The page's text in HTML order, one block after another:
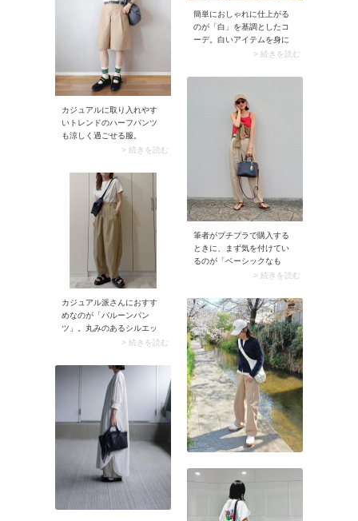
簡単におしゃれに仕上がる
のが「白」を基調としたコ
ーデ。白いアイテムを身に
着けるだけで爽やかで清潔
完成。手持ち服でトライし
てみてください。
> 続きを読む
カジュアルに取り入れやす
いトレンドのハーフパンツ
も涼しく過ごせる服。
UNIQLO（ユニクロ）のハー
とワンタックを配したボデ
ィラインを拾いにくいシル
エットだから、トップスイ
ンしてもすっきりと着こな
せます。モデルさんのよう
にラインソックス×バレエス
ニーカーでヘルシーにまと
めてみても可愛い！
> 続きを読む
筆者がプチプラで購入する
ときに、まず気を付けてい
るのが「ベーシックなも
の」を選ぶこと。コーデの
ニット、パンツなど、あえ
てシンプルなアイテムをチ
ョイスしています。色選び
は定番色なら使い勝手がい
いですし、カラーもので気
楽に遊べるのもプチプラな
らではの魅力。スナップで
は「UNIQLO（ユニクロ）」
のキャミソールと
「H&M（エイチ・アンド・
エム）」のトングサンダル
を着用。ベーシックなアイ
テムなら着回しやすく、と
セントとしても効果的。ま
さにお値段以上に活躍する
はずです。
> 続きを読む
カジュアル派さんにおすす
めなのが「バルーンパン
ツ」。丸みのあるシルエッ
トは女性らしい雰囲気があ
を発揮。下半身のラインが
目立たたず、こなれたルッ
クスに決まる一本です。
> 続きを読む